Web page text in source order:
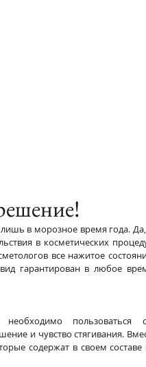
в морозное время года.
в косметических
все нажитое
гарантирован в любое
пользоваться
и чувство стягивания.
содержат в своем составе